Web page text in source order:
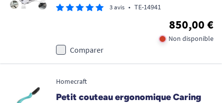
3 avis • TE-14941
850,00 €
Non disponible
Comparer
Homecraft
Petit couteau ergonomique Caring